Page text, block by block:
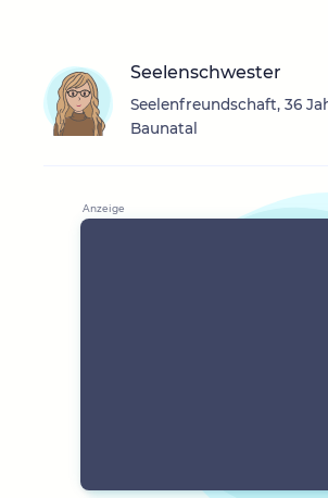
Seelenschwester
Seelenfreundschaft, 36
Baunatal